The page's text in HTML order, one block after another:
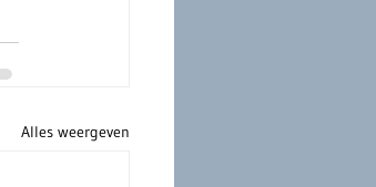
Alles weergeven